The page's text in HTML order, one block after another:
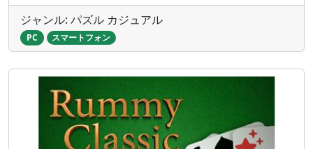
ジャンル: パズル カジュアル
PC スマートフォン